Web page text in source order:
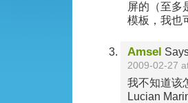
屏的（至多
模板，我也
Amsel
2009-02-27
我不知道该
Lucian